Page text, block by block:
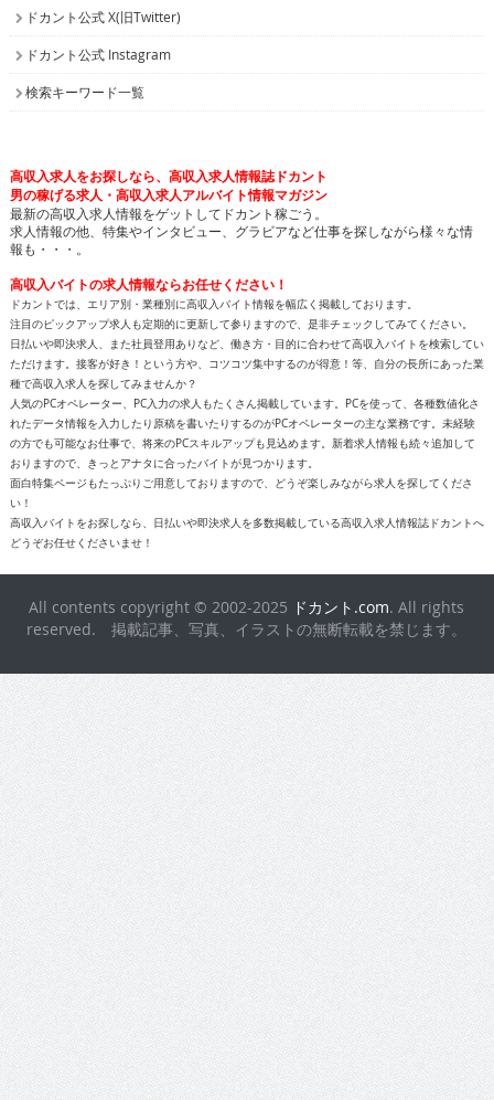
ドカント公式 X(旧Twitter)
ドカント公式 Instagram
検索キーワード一覧
高収入求人をお探しなら、高収入求人情報誌ドカント
男の稼げる求人・高収入求人アルバイト情報マガジン
最新の高収入求人情報をゲットしてドカント稼ごう。
求人情報の他、特集やインタビュー、グラビアなど仕事を探しながら様々な情
報も・・・。
高収入バイトの求人情報ならお任せください！
ドカントでは、エリア別・業種別に高収入バイト情報を幅広く掲載しております。
注目のピックアップ求人も定期的に更新して参りますので、是非チェックしてみてください。
日払いや即決求人、また社員登用ありなど、働き方・目的に合わせて高収入バイトを検索してい
ただけます。接客が好き！という方や、コツコツ集中するのが得意！等、自分の長所にあった業
種で高収入求人を探してみませんか？
人気のPCオペレーター、PC入力の求人もたくさん掲載しています。PCを使って、各種数値化さ
れたデータ情報を入力したり原稿を書いたりするのがPCオペレーターの主な業務です。未経験
の方でも可能なお仕事で、将来のPCスキルアップも見込めます。新着求人情報も続々追加して
おりますので、きっとアナタに合ったバイトが見つかります。
面白特集ページもたっぷりご用意しておりますので、どうぞ楽しみながら求人を探してくださ
い！
高収入バイトをお探しなら、日払いや即決求人を多数掲載している高収入求人情報誌ドカントへ
どうぞお任せくださいませ！
All contents copyright © 2002-2025 ドカント.com. All rights
reserved. 掲載記事、写真、イラストの無断転載を禁じます。